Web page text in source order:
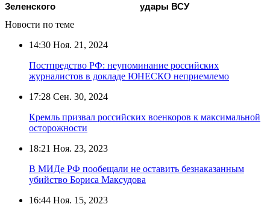
Зеленского
удары ВСУ
Новости по теме
14:30 Ноя. 21, 2024
Постпредство РФ: неупоминание российских
журналистов в докладе ЮНЕСКО неприемлемо
17:28 Сен. 30, 2024
Кремль призвал российских военкоров к максимальной
осторожности
18:21 Ноя. 23, 2023
В МИДе РФ пообещали не оставить безнаказанным
убийство Бориса Максудова
16:44 Ноя. 15, 2023